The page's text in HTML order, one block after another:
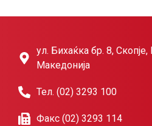
ул. Бихаќка бр. 8,
Македонија
Тел. (02) 3293 100
Факс (02) 3293 114